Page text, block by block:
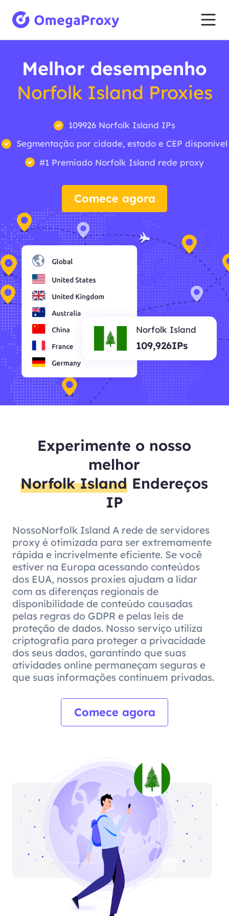
Melhor desempenho
Norfolk Island Proxies
109926 Norfolk Island IPs
Segmentação por cidade, estado e CEP disponível
#1 Premiado Norfolk Island rede proxy
Comece agora
Norfolk Island
109,926IPs
Experimente o nosso
melhor
Norfolk Island Endereços
IP
NossoNorfolk Island A rede de servidores
proxy é otimizada para ser extremamente
rápida e incrivelmente eficiente. Se você
estiver na Europa acessando conteúdos
dos EUA, nossos proxies ajudam a lidar
com as diferenças regionais de
disponibilidade de conteúdo causadas
pelas regras do GDPR e pelas leis de
proteção de dados. Nosso serviço utiliza
criptografia para proteger a privacidade
dos seus dados, garantindo que suas
atividades online permaneçam seguras e
que suas informações continuem privadas.
Comece agora